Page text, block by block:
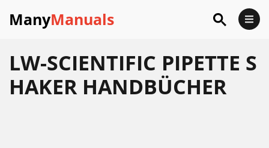
ManyManuals
LW-SCIENTIFIC PIPETTE S
HAKER HANDBÜCHER